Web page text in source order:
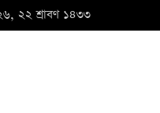
২২ শ্রাবণ ১৪৩৩